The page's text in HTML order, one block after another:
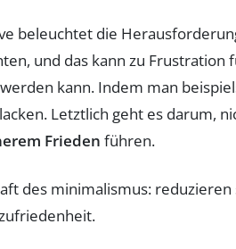
beleuchtet die
und das kann zu
kann. Indem man
Letztlich geht es darum,
Frieden führen.